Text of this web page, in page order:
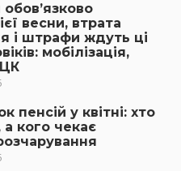
весни, втрата
і штрафи ждуть ці
мобілізація,
пенсій у квітні: хто
а кого чекає